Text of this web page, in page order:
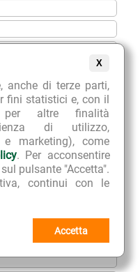
X
anche di terze parti,
fini statistici e, con il
altre finalità
di utilizzo,
marketing), come
. Per acconsentire
pulsante "Accetta".
continui con le
Accetta